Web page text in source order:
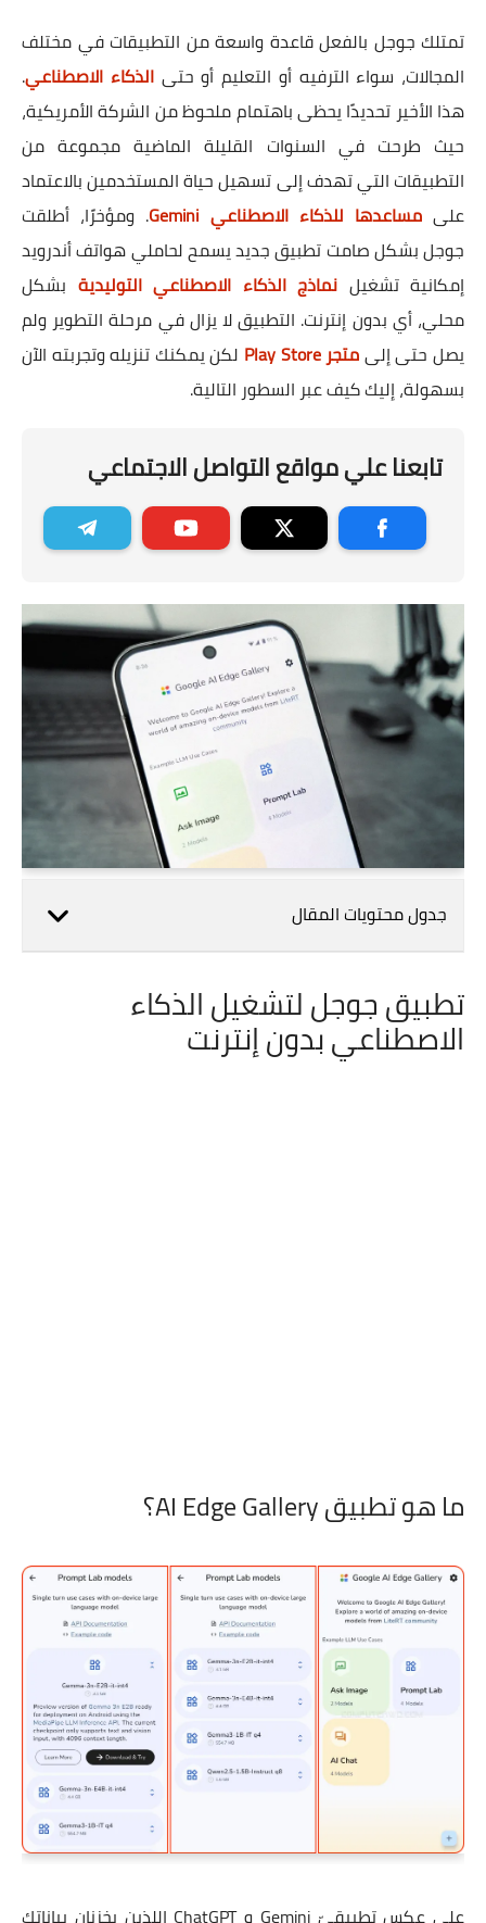
تمتلك جوجل بالفعل قاعدة واسعة من التطبيقات في مختلف
المجالات، سواء الترفيه أو التعليم أو حتىالذكاء الاصطناعي.
هذا الأخير تحديدًا يحظى باهتمام ملحوظ من الشركة الأمريكية،
حيث طرحت في السنوات القليلة الماضية مجموعة من
التطبيقات التي تهدف إلى تسهيل حياة المستخدمين بالاعتماد
علىمساعدها للذكاء الاصطناعي Gemini
. ومؤخرًا، أطلقت
جوجل بشكل صامت تطبيق جديد يسمح لحاملي هواتف أندرويد
إمكانية تشغيل نماذج الذكاء الاصطناعي التوليدية بشكل
محلي، أي بدون إنترنت. التطبيق لا يزال في مرحلة التطوير ولم
يصل حتى إلىمتجر Play Store
لكن يمكنك تنزيله وتجربته الآن
بسهولة، إليك كيف عبر السطور التالية.
تابعنا علي مواقع التواصل الاجتماعي
جدول محتويات المقال
تطبيق جوجل لتشغيل الذكاء
الاصطناعي بدون إنترنت
ما هو تطبيق AI Edge Gallery؟